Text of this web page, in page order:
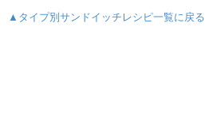
▲タイプ別サンドイッチレシピ一覧に戻る